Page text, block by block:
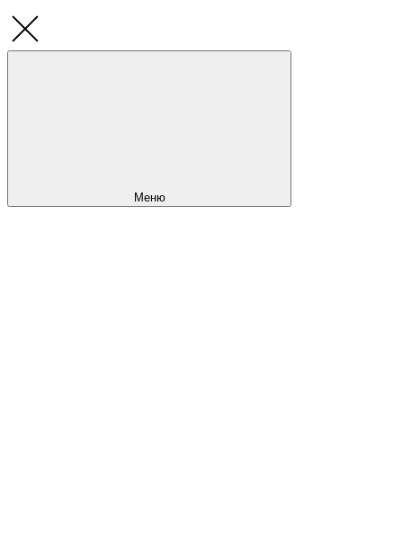
Меню